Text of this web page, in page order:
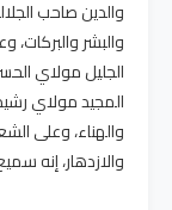
والدين صاحب
والبشر
الجليل مولاي
المجيد مولاي
والهناء، وعلى
والازدهار، إنه